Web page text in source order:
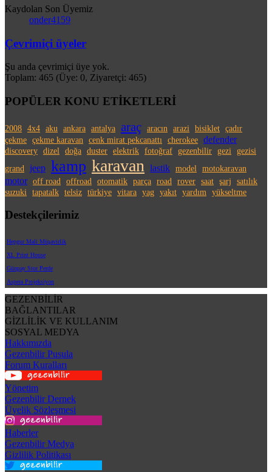
Kaydolan Son Üyemiz
onder4159
Çevrimiçi üyeler
Şu anda çevrimiçi üye yok.
Toplam: 465 (Üye: 0, Ziyaretçi: 465)
POPÜLER KONU ETİKETLERİ
2008 4x4 aku ankara antalya araç aracın arazi bisiklet çadır
çekme çekme karavan cenk mirat pekcanattı cherokee defender
discovery dizel doğa duster elektrik fotoğraf gezenbilir gezi
gezisi
grand
jeep kamp karavan lastik model motokaravan
motor off road offroad otomatik parça road rover saat şarj
satılık
suzuki
tapatalk telsiz türkiye vitara yag yakıt yardım yükseltme
Destekçilerimiz
Hepgur Mali Müşavirlik
XL Print House
Günpay Stor Perde
Aspera Projeksiyon
GEZENBİLİR
BAĞLANTILAR
GİZLİLİK VE KULLANIM
SOSYAL MEDYA
Hakkımızda
Gezenbilir Pusula
Forum Kuralları
Yönetim
Gezenbilir Dernek
Üyelik Sözleşmesi
Haberler
Gezenbilir Medya
Gizlilik Politikası